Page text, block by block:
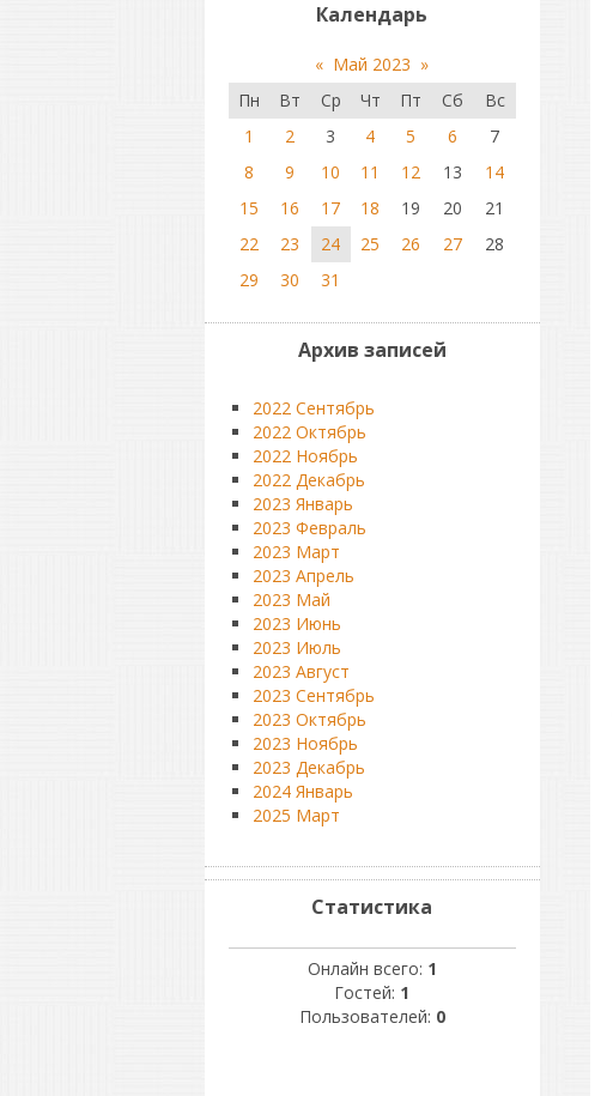
Календарь
« Май 2023 »
Пн
Вт Ср Чт Пт Сб
Вс
1
2 3 4 5 6
7
8
9 10 11 12 13
14
15
16 17 18 19 20
21
22
23 24 25 26 27
28
29
30 31
Архив записей
2022 Сентябрь
2022 Октябрь
2022 Ноябрь
2022 Декабрь
2023 Январь
2023 Февраль
2023 Март
2023 Апрель
2023 Май
2023 Июнь
2023 Июль
2023 Август
2023 Сентябрь
2023 Октябрь
2023 Ноябрь
2023 Декабрь
2024 Январь
2025 Март
Статистика
Онлайн всего: 1
Гостей: 1
Пользователей: 0